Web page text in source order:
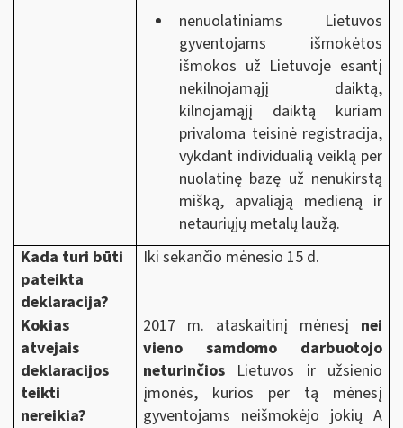
nenuolatiniams Lietuvos
gyventojams išmokėtos
išmokos už Lietuvoje esantį
nekilnojamąjį daiktą,
kilnojamąjį daiktą kuriam
privaloma teisinė registracija,
vykdant individualią veiklą per
nuolatinę bazę už nenukirstą
mišką, apvaliąją medieną ir
netauriųjų metalų laužą.
Kada turi būti
pateikta
deklaracija?
Iki sekančio mėnesio 15 d.
Kokias
atvejais
deklaracijos
teikti
nereikia?
2017 m. ataskaitinį mėnesį nei
vieno samdomo darbuotojo
neturinčios Lietuvos ir užsienio
įmonės, kurios per tą mėnesį
gyventojams neišmokėjo jokių A